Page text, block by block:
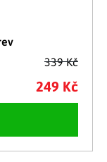
339 Kč
249 Kč